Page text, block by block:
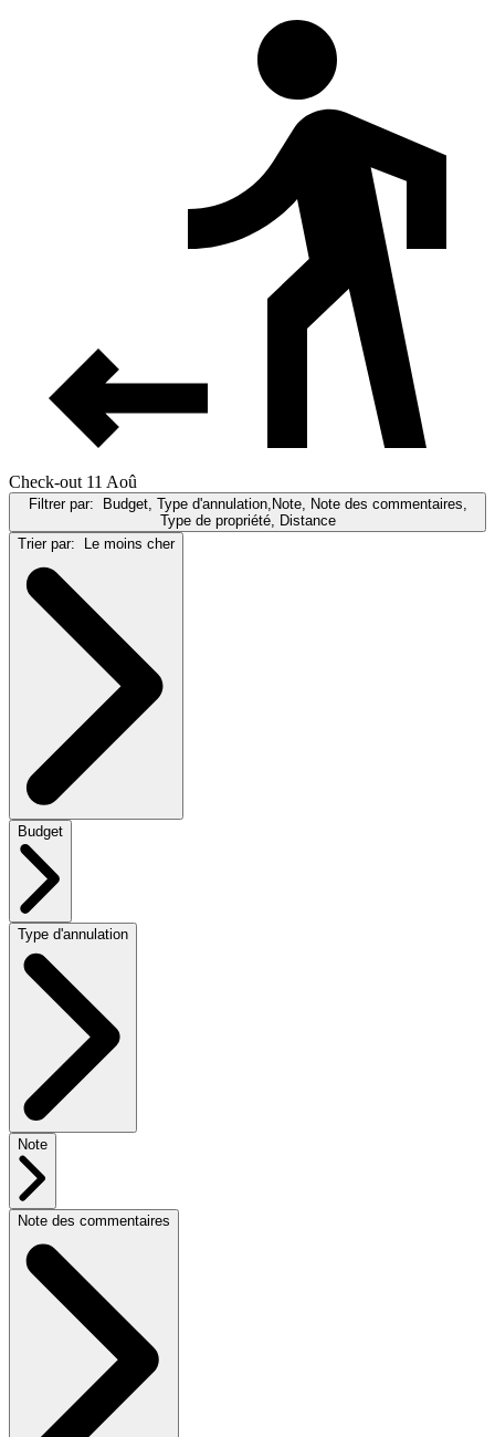
Check-out 11 Aoû
Filtrer par: Budget, Type d'annulation,Note, Note des commentaires,
Type de propriété, Distance
Trier par: Le moins cher
Budget
Type d'annulation
Note
Note des commentaires